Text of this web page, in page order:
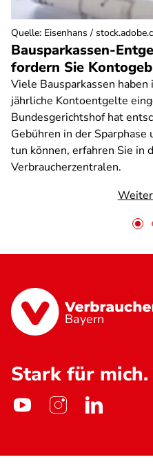
Bausparkassen-
fordern Sie
Viele Bausparkassen haben
jährliche Kontoentgelte
Bundesgerichtshof hat
Gebühren in der Sparphase
tun können, erfahren Sie in
Verbraucherzentralen.
Quelle: Eisenhans /
Bayern
Stark für mich.